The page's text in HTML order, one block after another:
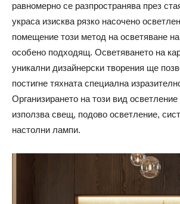
равномерно се разпространява през
украса изисква рязко насочено
помещение този метод на осветяване
особено подходящ. Осветяването на
уникални дизайнерски творения ще
постигне тяхната специална
Организирането на този вид
използва свещ, подово осветление,
настолни лампи.